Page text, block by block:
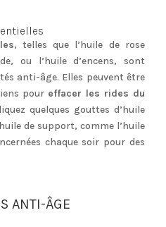
, telles que l’huile de rose
ou l’huile d’encens, sont
anti-âge. Elles peuvent être
pour effacer les rides du
quelques gouttes d’huile
de support, comme l’huile
chaque soir pour des
ANTI-ÂGE